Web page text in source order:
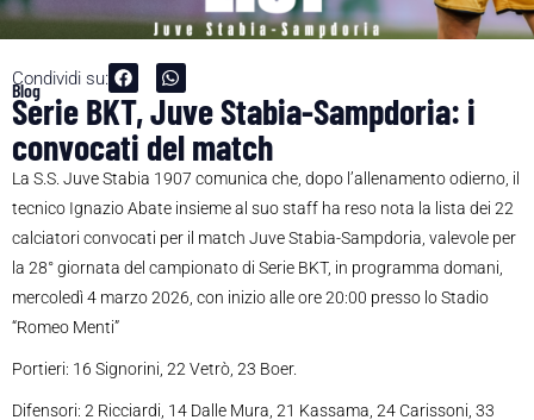
Condividi su:
Blog
Serie BKT, Juve Stabia-Sampdoria: i
convocati del match
La S.S. Juve Stabia 1907 comunica che, dopo l’allenamento odierno, il
tecnico Ignazio Abate insieme al suo staff ha reso nota la lista dei 22
calciatori convocati per il match Juve Stabia-Sampdoria, valevole per
la 28° giornata del campionato di Serie BKT, in programma domani,
mercoledì 4 marzo 2026, con inizio alle ore 20:00 presso lo Stadio
“Romeo Menti”
Portieri: 16 Signorini, 22 Vetrò, 23 Boer.
Difensori: 2 Ricciardi, 14 Dalle Mura, 21 Kassama, 24 Carissoni, 33